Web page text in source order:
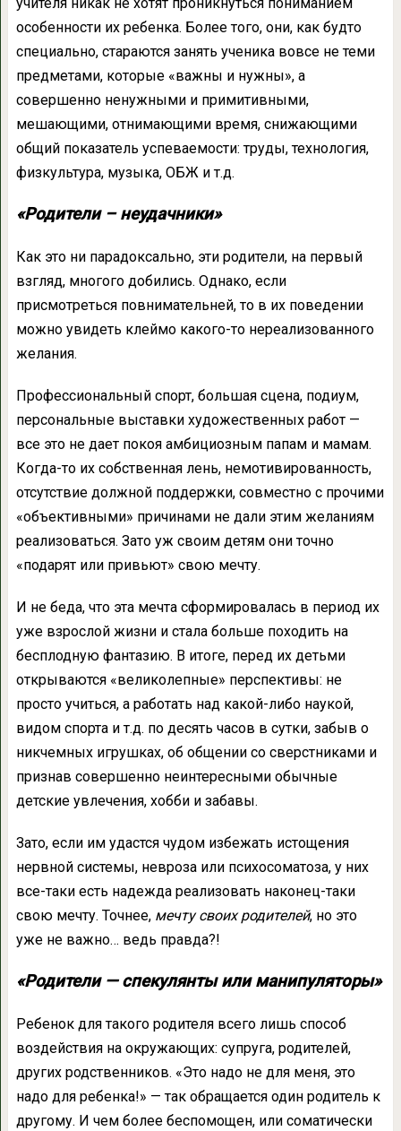
особенности их ребенка. Более того, они, как будто
специально, стараются занять ученика вовсе не теми
предметами, которые «важны и нужны», а
совершенно ненужными и примитивными,
мешающими, отнимающими время, снижающими
общий показатель успеваемости: труды, технология,
физкультура, музыка, ОБЖ и т.д.
«Родители – неудачники»
Как это ни парадоксально, эти родители, на первый
взгляд, многого добились. Однако, если
присмотреться повнимательней, то в их поведении
можно увидеть клеймо какого-то нереализованного
желания.
Профессиональный спорт, большая сцена, подиум,
персональные выставки художественных работ —
все это не дает покоя амбициозным папам и мамам.
Когда-то их собственная лень, немотивированность,
отсутствие должной поддержки, совместно с прочими
«объективными» причинами не дали этим желаниям
реализоваться. Зато уж своим детям они точно
«подарят или привьют» свою мечту.
И не беда, что эта мечта сформировалась в период их
уже взрослой жизни и стала больше походить на
бесплодную фантазию. В итоге, перед их детьми
открываются «великолепные» перспективы: не
просто учиться, а работать над какой-либо наукой,
видом спорта и т.д. по десять часов в сутки, забыв о
никчемных игрушках, об общении со сверстниками и
признав совершенно неинтересными обычные
детские увлечения, хобби и забавы.
Зато, если им удастся чудом избежать истощения
нервной системы, невроза или психосоматоза, у них
все-таки есть надежда реализовать наконец-таки
свою мечту. Точнее, мечту своих родителей, но это
уже не важно… ведь правда?!
«Родители — спекулянты или манипуляторы»
Ребенок для такого родителя всего лишь способ
воздействия на окружающих: супруга, родителей,
других родственников. «Это надо не для меня, это
надо для ребенка!» — так обращается один родитель к
другому. И чем более беспомощен, или соматически